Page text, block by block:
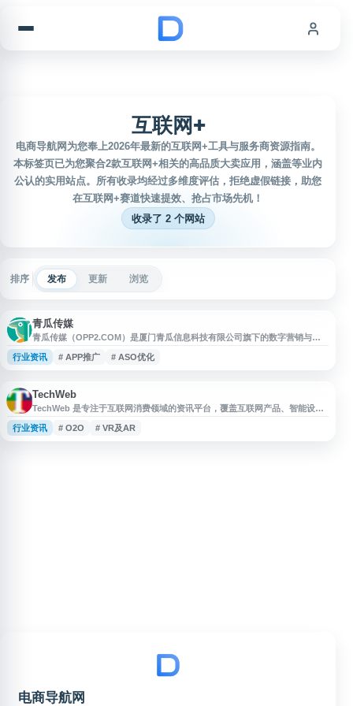
互联网+
电商导航网为您奉上2026年最新的互联网+工具与服务商资源指南。
本标签页已为您聚合2款互联网+相关的高品质大卖应用，涵盖等业内
公认的实用站点。所有收录均经过多维度评估，拒绝虚假链接，助您
在互联网+赛道快速提效、抢占市场先机！
收录了 2 个网站
排序 发布 更新 浏览
青瓜传媒
青瓜传媒（OPP2.COM）是厦门青瓜信息科技有限公司旗下的数字营销与互
联网运营推广学习平台，提供运营、推广、营销、广告投放、文案策划、新媒
体、短视频等领域的文章干货与行业资讯，内容涵盖APP推广、游戏推广、海
行业资讯 # APP推广 # ASO优化
TechWeb
TechWeb 是专注于互联网消费领域的资讯平台，覆盖互联网产品、智能设
备、互联网服务、移动互联网、电子商务、互联网金融、创业创新、投融资、
手机游戏、O2O、VR/AR 与 AI 人工智能等方向。网站通过网页及新媒体渠道
行业资讯 # O2O # VR及AR
电商导航网